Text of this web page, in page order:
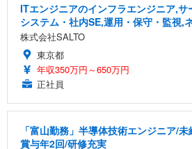
ITエンジニアのインフラエンジニア,サ
システム・社内SE,運用・保守・監視,
株式会社SALTO
東京都
年収350万円～650万円
正社員
「富山勤務」半導体技術エンジニア/
賞与年2回/研修充実